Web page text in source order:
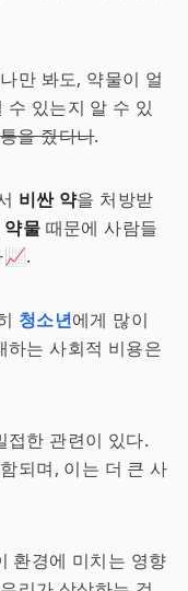
만 봐도, 약물이 얼
있는지 알 수 있
을 줬다니.
비싼 약을 처방받
약물 때문에 사람들
📈.
청소년에게 많이
하는 사회적 비용은
접한 관련이 있다.
되며, 이는 더 큰 사
환경에 미치는 영향